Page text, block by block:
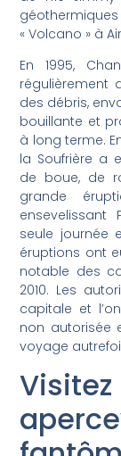
« Volcano » à
En 1995,
régulièrement
des débris,
bouillante et
à long terme.
la Soufrière a
de boue, de
grande
ensevelissant
seule journée
éruptions ont
notable des
2010. Les
capitale et
non autorisée
voyage